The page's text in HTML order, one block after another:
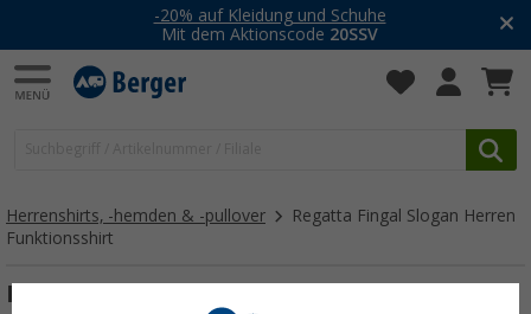
-20% auf Kleidung und Schuhe
Mit dem Aktionscode 20SSV
Herrenshirts, -hemden & -pullover
Regatta Fingal Slogan Herren
Funktionsshirt
Regatta Fingal Slogan Herren